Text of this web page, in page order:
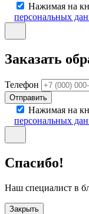
Нажимая на
персональных
Заказать
Телефон
Отправить
Нажимая на
персональных
Спасибо!
Наш специалист в
Закрыть